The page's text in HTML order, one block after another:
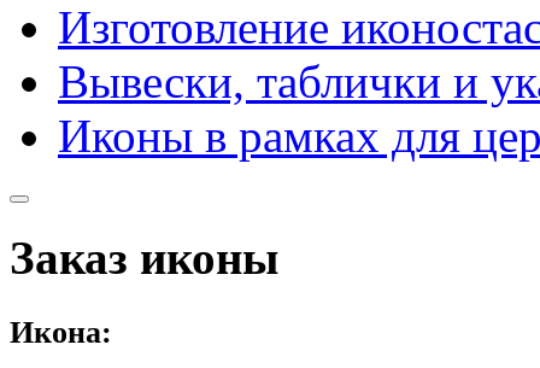
Изготовление
Вывески, таблички и
Иконы в рамках для
Заказ иконы
Икона: